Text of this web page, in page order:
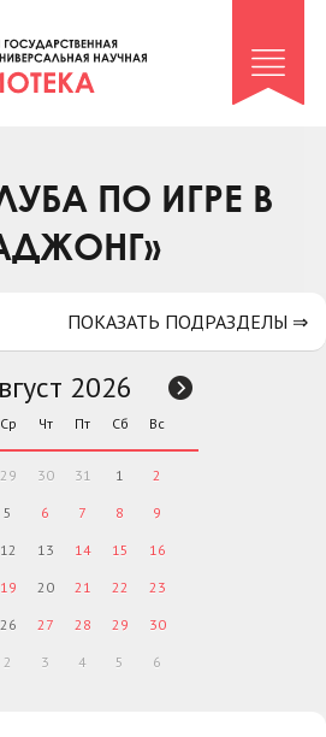
сельдерей»
архив»
ПО ИГРЕ В
ПОКАЗАТЬ ПОДРАЗДЕЛЫ ⇒
2026
Ср Чт Пт Сб Вс
29 30 31 1 2
5 6 7 8 9
12 13 14 15 16
19 20 21 22 23
26 27 28 29 30
2 3 4 5 6